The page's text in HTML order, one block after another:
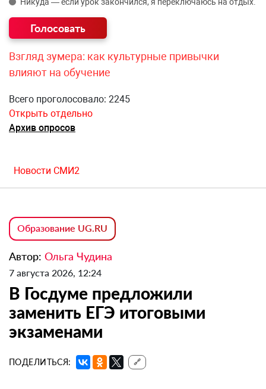
Взгляд зумера: как культурные привычки
влияют на обучение
Всего проголосовало: 2245
Открыть отдельно
Архив опросов
Новости СМИ2
Образование UG.RU
Автор: Ольга Чудина
7 августа 2026, 12:24
В Госдуме предложили
заменить ЕГЭ итоговыми
экзаменами
ПОДЕЛИТЬСЯ: 🔗